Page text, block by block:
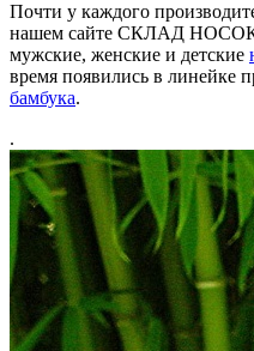
Почти у каждого
нашем сайте СКЛАД НОСОК
мужские, женские и детские
время появились в линейке
бамбука.
.